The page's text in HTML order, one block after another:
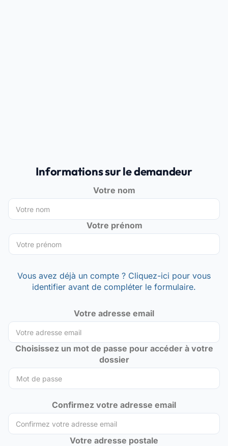
Informations sur le demandeur
Votre nom
Votre prénom
Vous avez déjà un compte ? Cliquez-ici pour vous
identifier avant de compléter le formulaire.
Votre adresse email
Choisissez un mot de passe pour accéder à votre
dossier
Confirmez votre adresse email
Votre adresse postale